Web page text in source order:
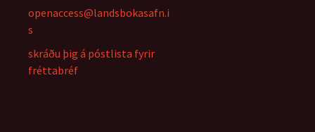
openaccess@landsbokasafn.i
s
skráðu þig á póstlista fyrir
fréttabréf